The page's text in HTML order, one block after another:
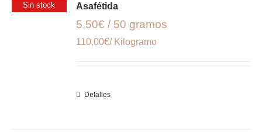
Sin stock Asafétida
5,50€ / 50 gramos
110.00€/ Kilogramo
Detalles